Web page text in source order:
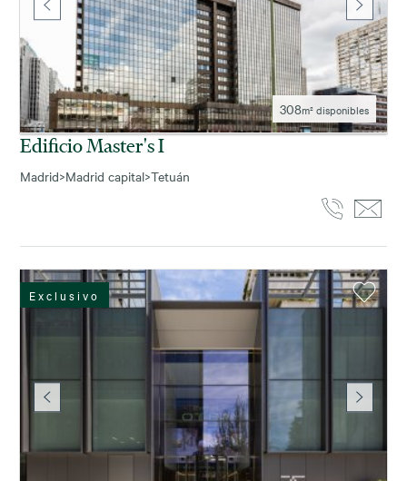
308m² disponibles
Edificio Master's I
Madrid>Madrid capital>Tetuán
Exclusivo